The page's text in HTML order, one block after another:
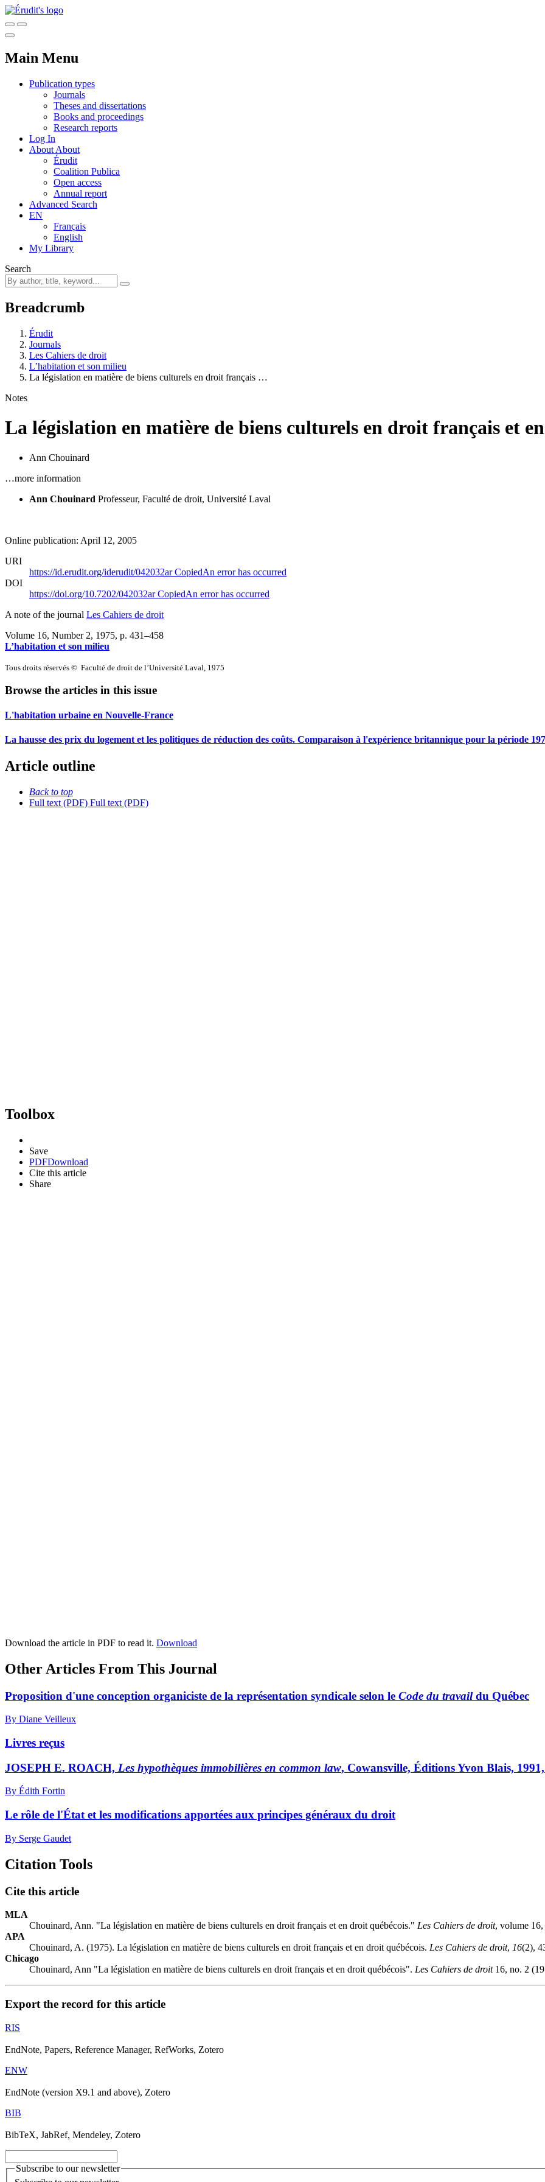
Main Menu
Publication types
Journals
Theses and dissertations
Books and proceedings
Research reports
Log In
About About
Érudit
Coalition Publica
Open access
Annual report
Advanced Search
EN
Français
English
My Library
Search
Breadcrumb
Érudit
Journals
Les Cahiers de droit
L’habitation et son milieu
La législation en matière de biens culturels en droit français …
Notes
La législation en matière de biens culturels en droit français et
Ann Chouinard
…more information
Ann Chouinard Professeur, Faculté de droit, Université Laval
Online publication: April 12, 2005
URI
https://id.erudit.org/iderudit/042032arCopiedAn error has occurred
DOI
https://doi.org/10.7202/042032arCopiedAn error has occurred
A note of the journal Les Cahiers de droit
Volume 16, Number 2, 1975, p. 431–458
L’habitation et son milieu
Tous droits réservés © Faculté de droit de l’Université Laval, 1975
Browse the articles in this issue
L'habitation urbaine en Nouvelle-France
La hausse des prix du logement et les politiques de réduction des coûts. Comparaison à l'expérience britannique pour la période
Article outline
Back to top
Full text (PDF) Full text (PDF)
Toolbox
Save
PDFDownload
Cite this article
Share
Download the article in PDF to read it. Download
Other Articles From This Journal
Proposition d'une conception organiciste de la représentation syndicale selon le Code du travaildu Québec
By Diane Veilleux
Livres reçus
JOSEPH E. ROACH, Les hypothèques immobilières en common law, Cowansville, Éditions Yvon Blais,
By Édith Fortin
Le rôle de l'État et les modifications apportées aux principes généraux du droit
By Serge Gaudet
Citation Tools
Cite this article
MLA
Chouinard, Ann. "La législation en matière de biens culturels en droit français et en droit québécois." Les Cahiers de droit, volume
APA
Chouinard, A. (1975). La législation en matière de biens culturels en droit français et en droit québécois. Les Cahiers de droit, 16(2),
Chicago
Chouinard, Ann "La législation en matière de biens culturels en droit français et en droit québécois". Les Cahiers de droit16, no. 2
Export the record for this article
RIS
EndNote, Papers, Reference Manager, RefWorks, Zotero
ENW
EndNote (version X9.1 and above), Zotero
BIB
BibTeX, JabRef, Mendeley, Zotero
Subscribe to our newsletter